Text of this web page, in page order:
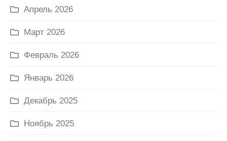
Апрель 2026
Март 2026
Февраль 2026
Январь 2026
Декабрь 2025
Ноябрь 2025